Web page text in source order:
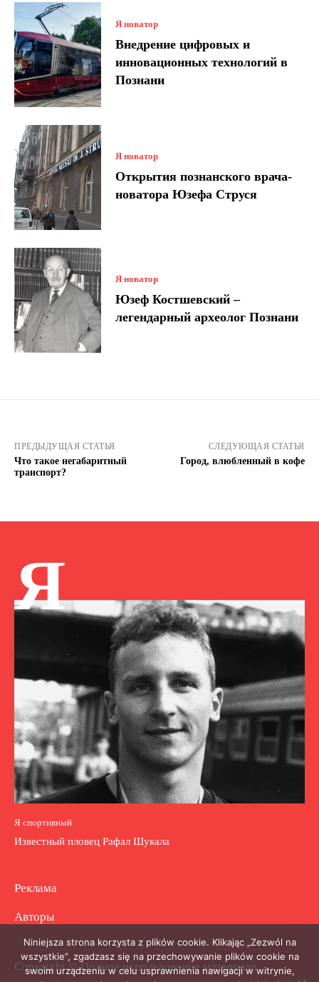
Я новатор
Внедрение цифровых и
инновационных технологий в
Познани
Я новатор
Открытия познанского врача-
новатора Юзефа Струся
Я новатор
Юзеф Костшевский –
легендарный археолог Познани
ПРЕДЫДУЩАЯ СТАТЬЯ
Что такое негабаритный
транспорт?
СЛЕДУЮЩАЯ СТАТЬЯ
Город, влюбленный в кофе
Я
Я спортивный
Известный пловец Рафал Шукала
Реклама
Авторы
Copyright © Полное использование материала
Niniejsza strona korzysta z plików cookie. Klikając „Zezwól na
wszystkie”, zgadzasz się na przechowywanie plików cookie na
swoim urządzeniu w celu usprawnienia nawigacji w witrynie,